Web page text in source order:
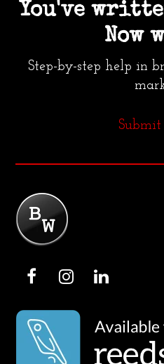
You've
Now
Step-by-step help in
F
c
e
b
I
L
n
k
e